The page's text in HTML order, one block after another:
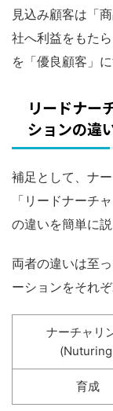
見込み顧客は「
社へ利益をもた
を「優良顧客」
リードナー
ションの違
補足として、ナ
「リードナーチ
の違いを簡単に説
両者の違いは至
ーションをそれ
ナーチャリ
育成